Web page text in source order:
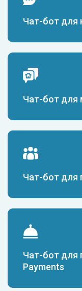
Чат-бот для
Чат-бот для
Чат-бот для
Чат-бот для
Payments